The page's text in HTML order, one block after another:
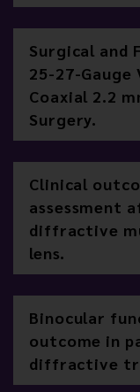
Surgical and
25-27-
Coaxial 2.2
Surgery.
Clinical
assessment
diffractive
lens.
Binocular
outcome in
diffractive